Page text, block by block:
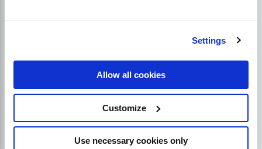
Settings
Allow all cookies
Customize
Use necessary cookies only
Asigurarea succesului pe tărâmul competitiv al SEO
pentru aplicații mobile nu este o sarcină care se
realizează peste noapte. Necesită un angajament
neobosit față de strategiile emergente și cele mai
bune practici. Să ne scufundăm în câteva dintre
aceste tactici victorioase.